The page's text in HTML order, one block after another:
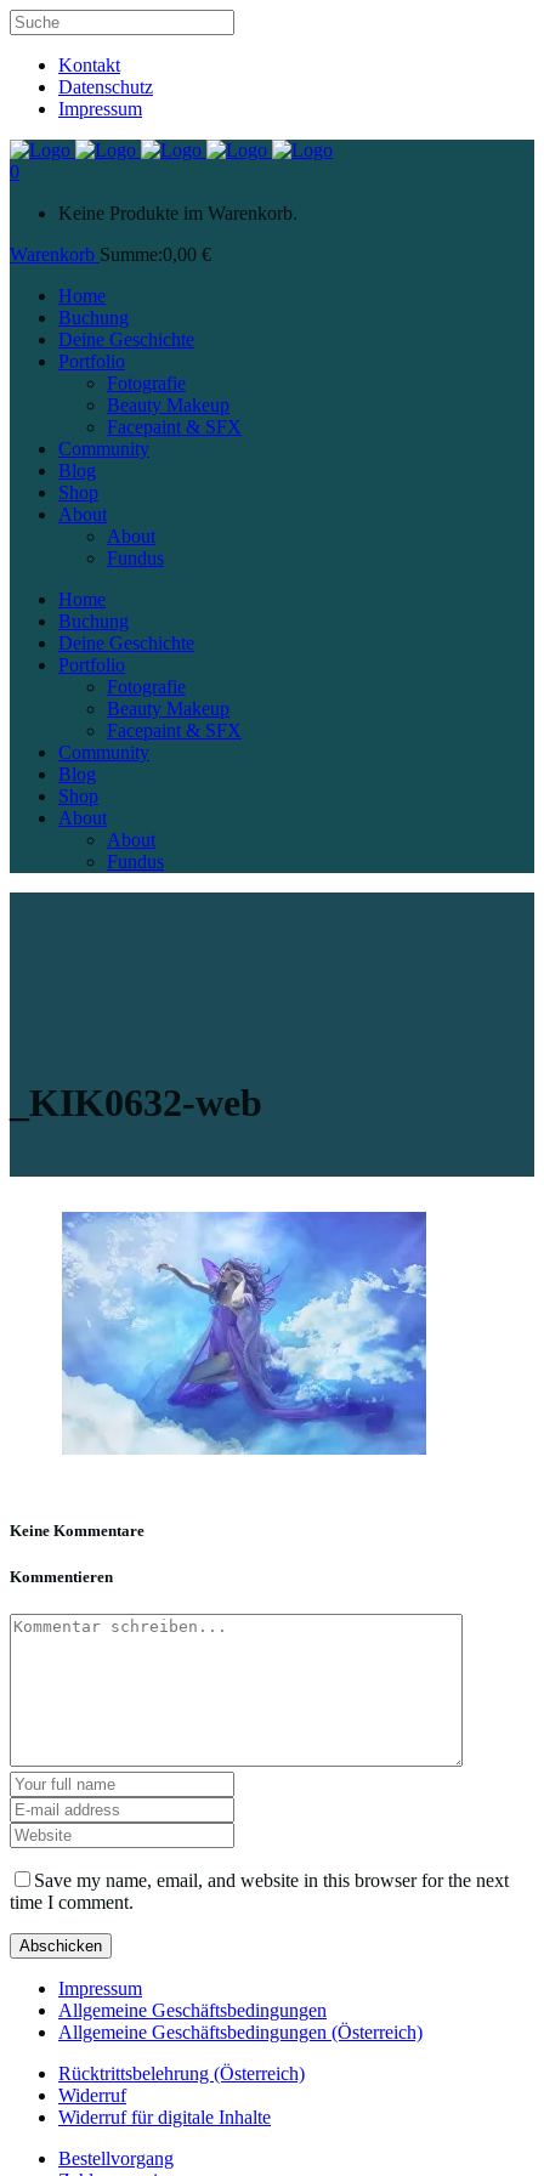
Kontakt
Datenschutz
Impressum
0
Keine Produkte im Warenkorb.
Warenkorb Summe:0,00 €
Home
Buchung
Deine Geschichte
Portfolio
Fotografie
Beauty Makeup
Facepaint & SFX
Community
Blog
Shop
About
About
Fundus
Home
Buchung
Deine Geschichte
Portfolio
Fotografie
Beauty Makeup
Facepaint & SFX
Community
Blog
Shop
About
About
Fundus
_KIK0632-web
Keine Kommentare
Kommentieren
Save my name, email, and website in this browser for the next
time I comment.
Impressum
Allgemeine Geschäftsbedingungen
Allgemeine Geschäftsbedingungen (Österreich)
Rücktrittsbelehrung (Österreich)
Widerruf
Widerruf für digitale Inhalte
Bestellvorgang